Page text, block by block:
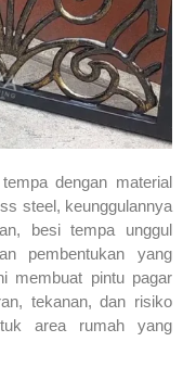
dengan material
steel, keunggulannya
besi tempa unggul
pembentukan yang
membuat pintu pagar
tekanan, dan risiko
area rumah yang